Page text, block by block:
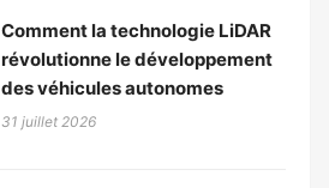
Comment la technologie LiDAR
révolutionne le développement
des véhicules autonomes
31 juillet 2026